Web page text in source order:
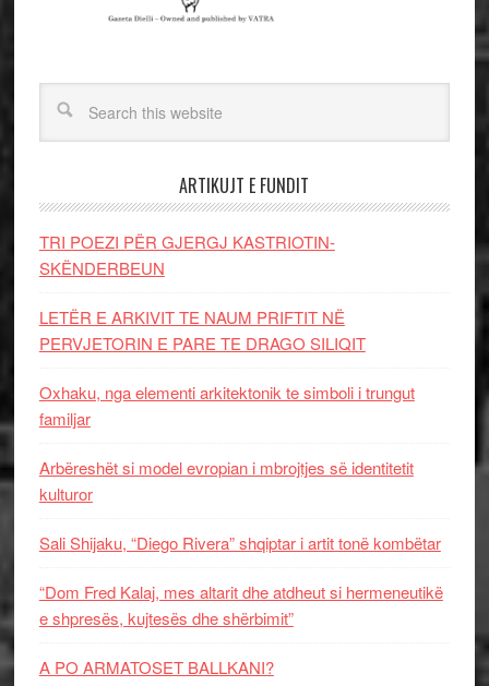
ARTIKUJT E FUNDIT
TRI POEZI PËR GJERGJ KASTRIOTIN-
SKËNDERBEUN
LETËR E ARKIVIT TE NAUM PRIFTIT NË
PERVJETORIN E PARE TE DRAGO SILIQIT
Oxhaku, nga elementi arkitektonik te simboli i trungut
familjar
Arbëreshët si model evropian i mbrojtjes së identitetit
kulturor
Sali Shijaku, “Diego Rivera” shqiptar i artit tonë kombëtar
“Dom Fred Kalaj, mes altarit dhe atdheut si hermeneutikë
e shpresës, kujtesës dhe shërbimit”
A PO ARMATOSET BALLKANI?